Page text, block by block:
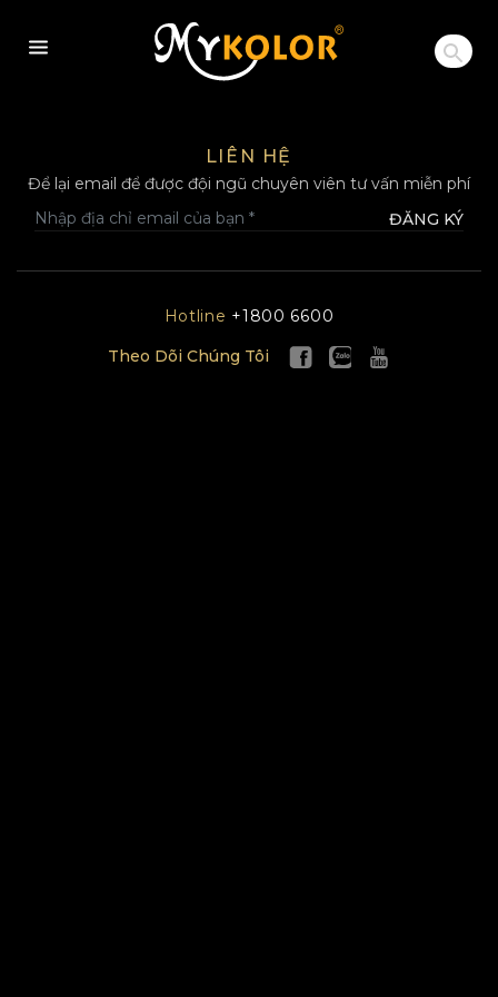
MYKOLOR
LIÊN HỆ
Để lại email để được đội ngũ chuyên viên tư vấn miễn phí
ĐĂNG KÝ
Hotline +1800 6600
Theo Dõi Chúng Tôi